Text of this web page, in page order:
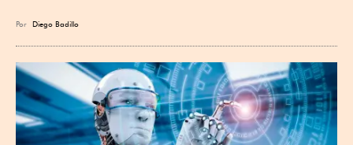
Por Diego Badillo